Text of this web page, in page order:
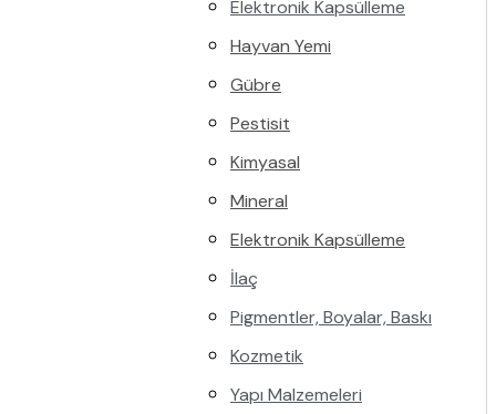
Elektronik Kapsülleme
Hayvan Yemi
Gübre
Pestisit
Kimyasal
Mineral
Elektronik Kapsülleme
İlaç
Pigmentler, Boyalar, Baskı
Kozmetik
Yapı Malzemeleri